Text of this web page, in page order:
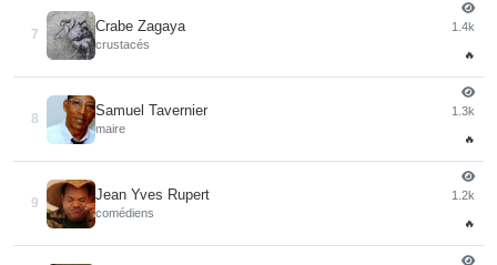
7
Crabe Zagaya
crustacés
1.4k
🔥
8
Samuel Tavernier
maire
1.3k
🔥
9
Jean Yves Rupert
comédiens
1.2k
🔥